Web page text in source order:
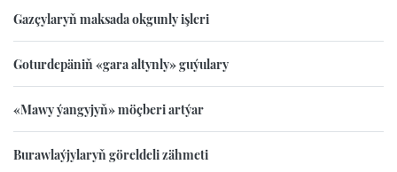
Gazçylaryň maksada okgunly işleri
Goturdepäniň «gara altynly» guýulary
«Mawy ýangyjyň» möçberi artýar
Burawlaýjylaryň göreldeli zähmeti